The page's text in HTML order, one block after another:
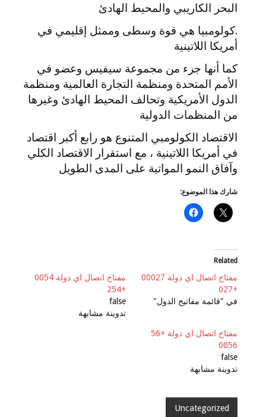
البحر الكاريبي والمحيط الهادئ
.كولومبيا هي قوة وسطى وممثل إقليمي في
أمريكا اللاتينية
كما أنها جزء من مجموعة سيفيس وعضو في
الأمم المتحدة ومنظمة التجارة العالمية ومنظمة
الدول الأمريكية وتحالف المحيط الهادئ وغيرها
من المنظمات الدولية
الاقتصاد الكولومبي المتنوع هو رابع أكبر اقتصاد
في أمريكا اللاتينية ، مع استقرار الاقتصاد الكلي
وآفاق النمو المواتية على المدى الطويل
شارك هذا الموضوع:
Related
مفتاح اتصال اي دولة 00027
+027
في "قائمة مفاتيح الدول"
مفتاح اتصال اي دولة 0054
+254
false
تدوينة مشابهة
مفتاح اتصال اي دولة +56
0056
false
تدوينة مشابهة
Uncategorized